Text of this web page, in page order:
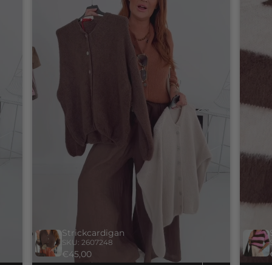
Strickcardigan
SKU: 2607248
€45,00